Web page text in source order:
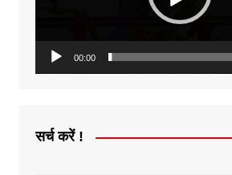
00:00
सर्च करें !